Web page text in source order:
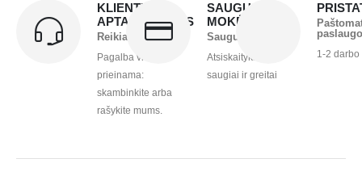
KLIENTŲ
APTARNAVIMAS
Reikia pagalbos?
Pagalba visada
prieinama:
skambinkite arba
rašykite mums.
SAUGUS
MOKĖJIMAS
Saugu ir greita
Atsiskaitykite
saugiai ir greitai
1-2